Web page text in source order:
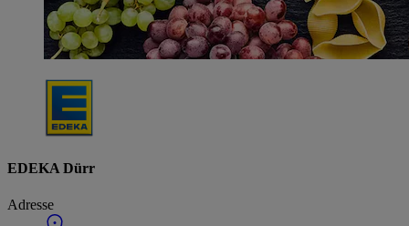
EDEKA Dürr
Adresse